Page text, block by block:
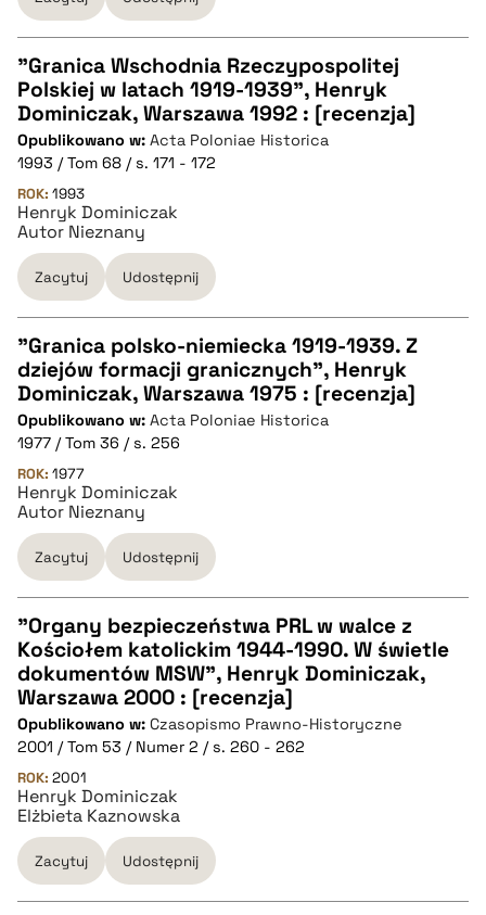
BIBTEX
pobierz cytat
CZYSTY TEKST
pobierz cytat
BIBTEX
pobierz cytat
"Granica Wschodnia Rzeczypospolitej
Polskiej w latach 1919-1939", Henryk
Dominiczak, Warszawa 1992 : [recenzja]
Opublikowano w: Acta Poloniae Historica
1993 / Tom 68 / s. 171 - 172
ROK: 1993
Henryk Dominiczak
Autor Nieznany
Zacytuj Udostępnij
CZYSTY TEKST
pobierz cytat
BIBTEX
pobierz cytat
"Granica polsko-niemiecka 1919-1939. Z
dziejów formacji granicznych", Henryk
Dominiczak, Warszawa 1975 : [recenzja]
Opublikowano w: Acta Poloniae Historica
1977 / Tom 36 / s. 256
ROK: 1977
Henryk Dominiczak
Autor Nieznany
Zacytuj Udostępnij
CZYSTY TEKST
pobierz cytat
BIBTEX
pobierz cytat
"Organy bezpieczeństwa PRL w walce z
Kościołem katolickim 1944-1990. W świetle
dokumentów MSW", Henryk Dominiczak,
Warszawa 2000 : [recenzja]
Opublikowano w: Czasopismo Prawno-Historyczne
2001 / Tom 53 / Numer 2 / s. 260 - 262
ROK: 2001
Henryk Dominiczak
Elżbieta Kaznowska
Zacytuj Udostępnij